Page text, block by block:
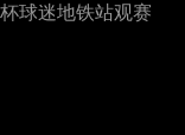
球迷地铁站观赛